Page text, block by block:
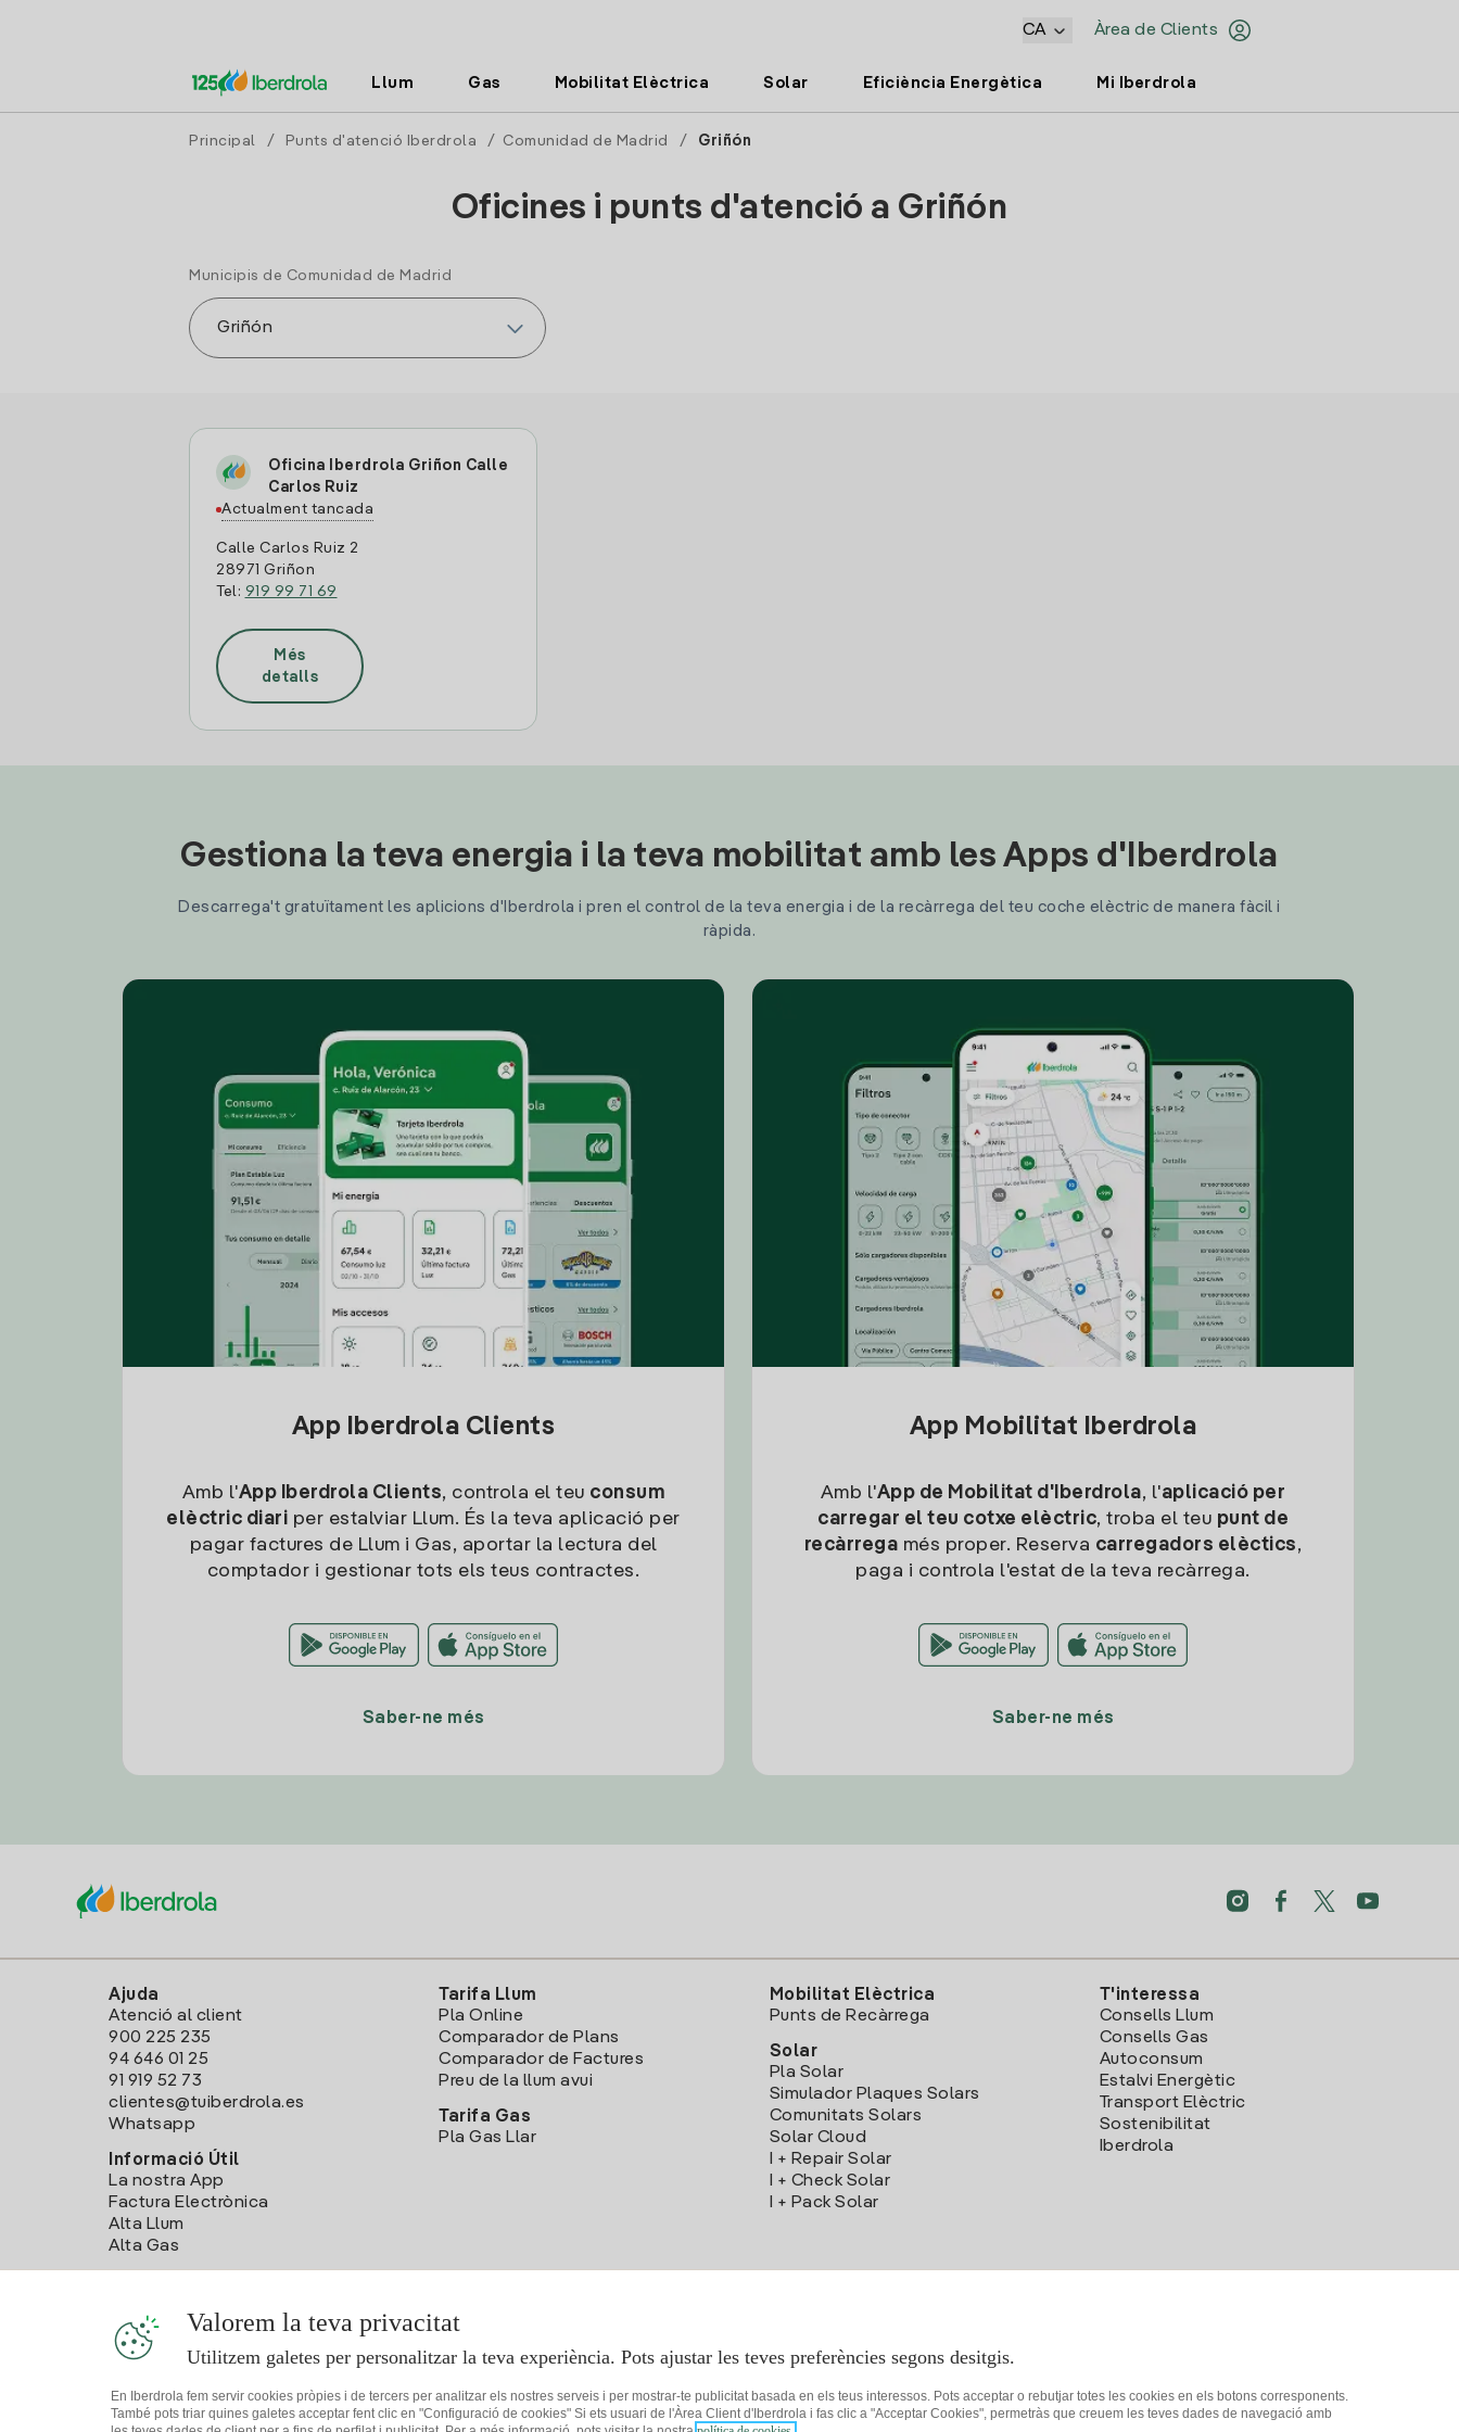
Àrea de Clients
CA
Llum Gas Mobilitat Elèctrica Solar Eficiència Energètica Mi Iberdrola
Principal / Punts d'atenció Iberdrola / Comunidad de Madrid / Griñón
Oficines i punts d'atenció a Griñón
Municipis de Comunidad de Madrid
Oficina Iberdrola Griñon Calle
Carlos Ruiz
Actualment tancada
Calle Carlos Ruiz 2
28971 Griñon
Tel: 919 99 71 69
Més
detalls
Gestiona la teva energia i la teva mobilitat amb les Apps d'Iberdrola
Descarrega't gratuïtament les aplicions d'Iberdrola i pren el control de la teva energia i de la recàrrega del teu coche elèctric de manera fàcil i
ràpida.
App Iberdrola Clients
Amb l'App Iberdrola Clients, controla el teu consum
elèctric diari per estalviar Llum. És la teva aplicació per
pagar factures de Llum i Gas, aportar la lectura del
comptador i gestionar tots els teus contractes.
Saber-ne més
App Mobilitat Iberdrola
Amb l'App de Mobilitat d'Iberdrola, l'aplicació per
carregar el teu cotxe elèctric, troba el teu punt de
recàrrega més proper. Reserva carregadors elèctics,
paga i controla l'estat de la teva recàrrega.
Saber-ne més
Ajuda
Atenció al client
900 225 235
94 646 01 25
91 919 52 73
clientes@tuiberdrola.es
Whatsapp
Informació Útil
La nostra App
Factura Electrònica
Alta Llum
Alta Gas
Tarifa Llum
Pla Online
Comparador de Plans
Comparador de Factures
Preu de la llum avui
Tarifa Gas
Pla Gas Llar
Mobilitat Elèctrica
Punts de Recàrrega
Solar
Pla Solar
Simulador Plaques Solars
Comunitats Solars
Solar Cloud
I + Repair Solar
I + Check Solar
I + Pack Solar
T'interessa
Consells Llum
Consells Gas
Autoconsum
Estalvi Energètic
Transport Elèctric
Sostenibilitat
Iberdrola
Valorem la teva privacitat
Utilitzem galetes per personalitzar la teva experiència. Pots ajustar les teves preferències segons desitgis.
En Iberdrola fem servir cookies pròpies i de tercers per analitzar els nostres serveis i per mostrar-te publicitat basada en els teus interessos. Pots acceptar o rebutjar totes les cookies en els botons corresponents.
També pots triar quines galetes acceptar fent clic en "Configuració de cookies" Si ets usuari de l'Àrea Client d'Iberdrola i fas clic a "Acceptar Cookies", permetràs que creuem les teves dades de navegació amb